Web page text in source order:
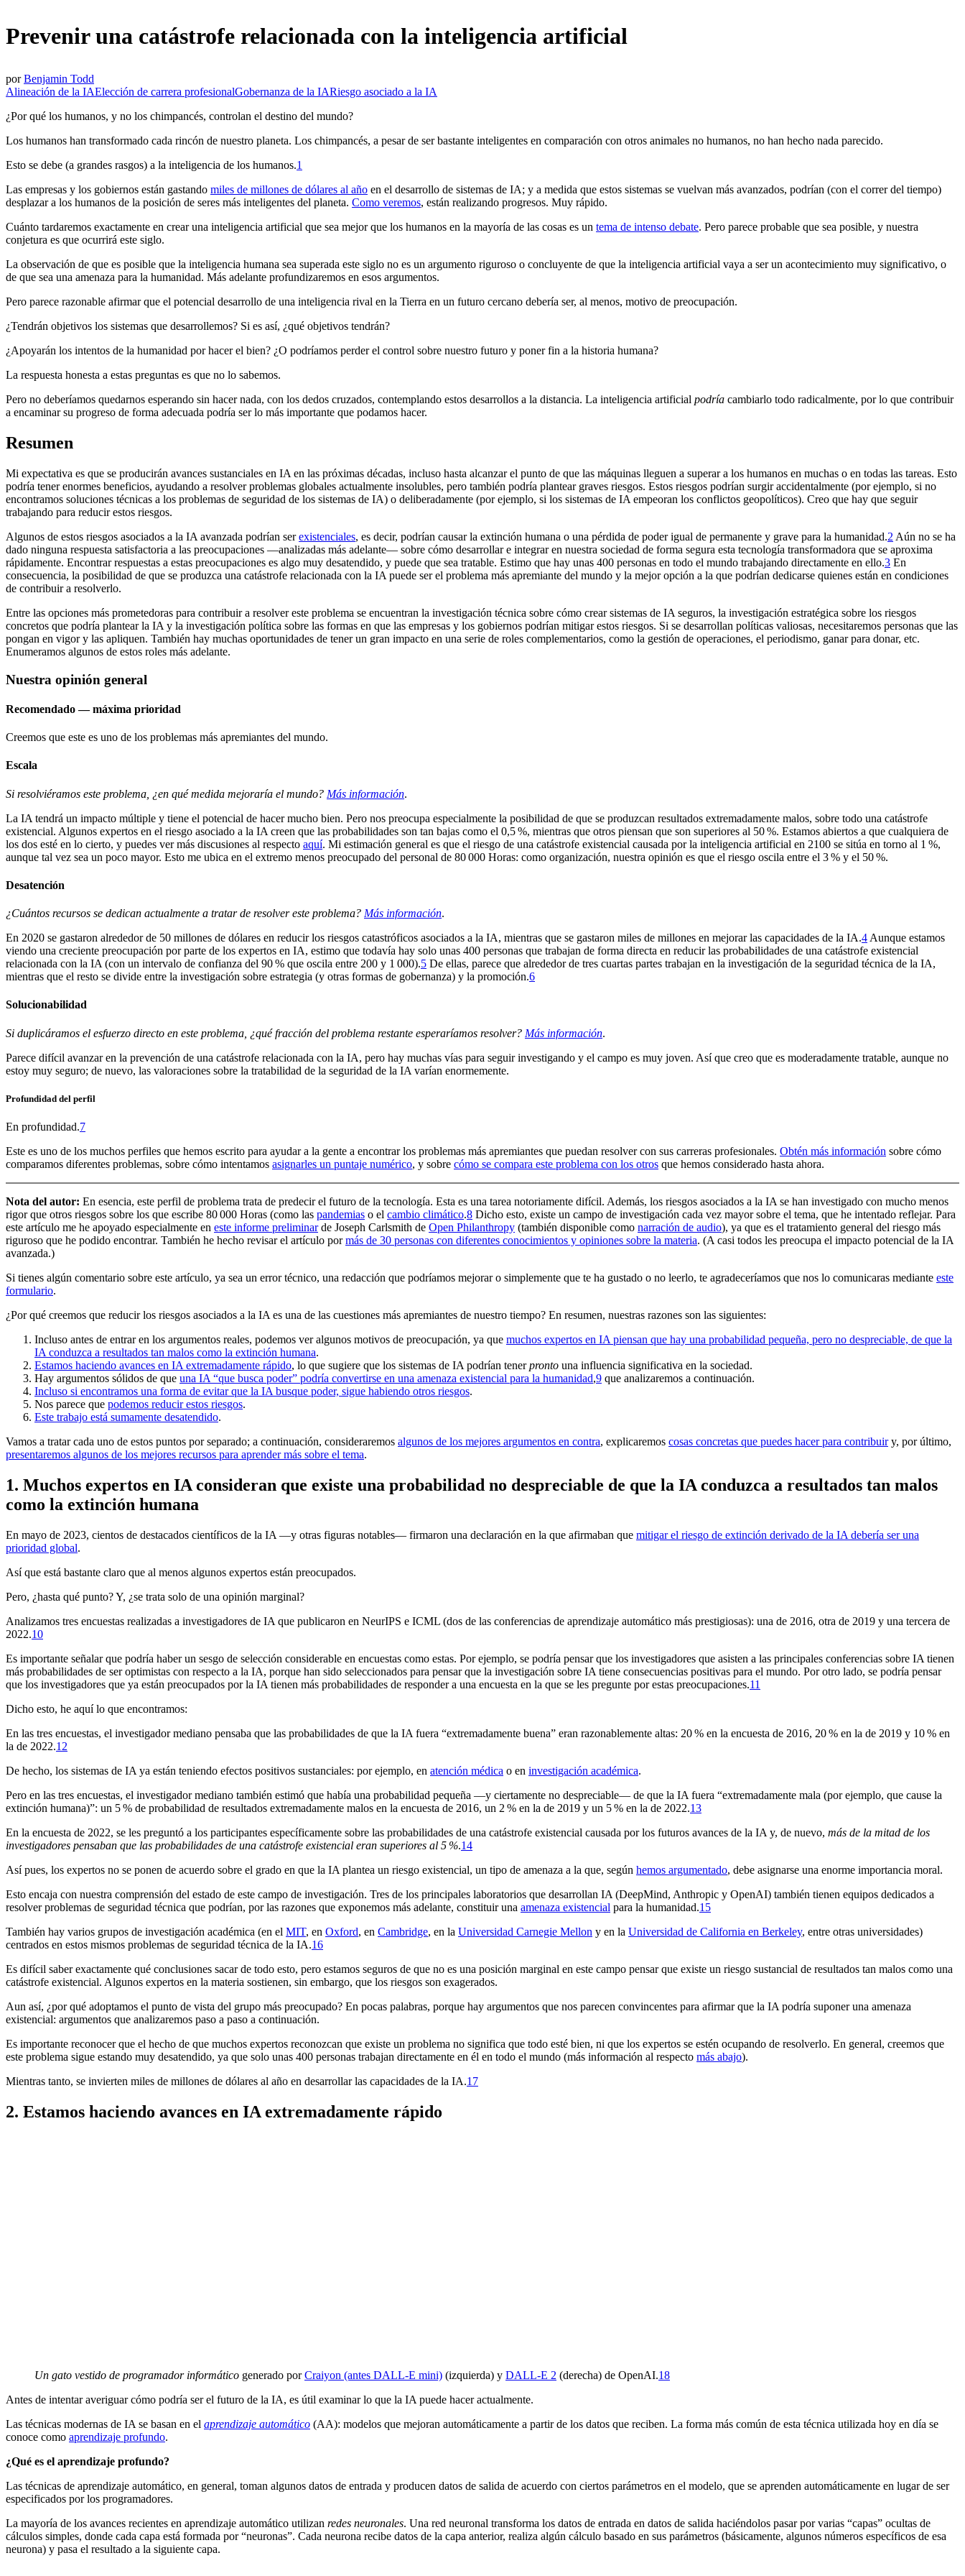
Prevenir una catástrofe relacionada con la inteligencia artificial
por Benjamin Todd
Alineación de la IAElección de carrera profesionalGobernanza de la IARiesgo asociado a la IA
¿Por qué los humanos, y no los chimpancés, controlan el destino del mundo?
Los humanos han transformado cada rincón de nuestro planeta. Los chimpancés, a pesar de ser bastante inteligentes en comparación con otros animales no humanos, no han hecho nada parecido.
Esto se debe (a grandes rasgos) a la inteligencia de los humanos.⁠1
Las empresas y los gobiernos están gastando miles de millones de dólares al año en el desarrollo de sistemas de IA; y a medida que estos sistemas se vuelvan más avanzados, podrían (con el correr del tiempo)
desplazar a los humanos de la posición de seres más inteligentes del planeta. Como veremos, están realizando progresos. Muy rápido.
Cuánto tardaremos exactamente en crear una inteligencia artificial que sea mejor que los humanos en la mayoría de las cosas es un tema de intenso debate. Pero parece probable que sea posible, y nuestra
conjetura es que ocurrirá este siglo.
La observación de que es posible que la inteligencia humana sea superada este siglo no es un argumento riguroso o concluyente de que la inteligencia artificial vaya a ser un acontecimiento muy significativo, o
de que sea una amenaza para la humanidad. Más adelante profundizaremos en esos argumentos.
Pero parece razonable afirmar que el potencial desarrollo de una inteligencia rival en la Tierra en un futuro cercano debería ser, al menos, motivo de preocupación.
¿Tendrán objetivos los sistemas que desarrollemos? Si es así, ¿qué objetivos tendrán?
¿Apoyarán los intentos de la humanidad por hacer el bien? ¿O podríamos perder el control sobre nuestro futuro y poner fin a la historia humana?
La respuesta honesta a estas preguntas es que no lo sabemos.
Pero no deberíamos quedarnos esperando sin hacer nada, con los dedos cruzados, contemplando estos desarrollos a la distancia. La inteligencia artificial podría cambiarlo todo radicalmente, por lo que contribuir
a encaminar su progreso de forma adecuada podría ser lo más importante que podamos hacer.
Resumen
Mi expectativa es que se producirán avances sustanciales en IA en las próximas décadas, incluso hasta alcanzar el punto de que las máquinas lleguen a superar a los humanos en muchas o en todas las tareas. Esto
podría tener enormes beneficios, ayudando a resolver problemas globales actualmente insolubles, pero también podría plantear graves riesgos. Estos riesgos podrían surgir accidentalmente (por ejemplo, si no
encontramos soluciones técnicas a los problemas de seguridad de los sistemas de IA) o deliberadamente (por ejemplo, si los sistemas de IA empeoran los conflictos geopolíticos). Creo que hay que seguir
trabajando para reducir estos riesgos.
Algunos de estos riesgos asociados a la IA avanzada podrían serexistenciales, es decir, podrían causar la extinción humana o una pérdida de poder igual de permanente y grave para la humanidad.⁠2 Aún no se ha
dado ninguna respuesta satisfactoria a las preocupaciones —analizadas más adelante— sobre cómo desarrollar e integrar en nuestra sociedad de forma segura esta tecnología transformadora que se aproxima
rápidamente. Encontrar respuestas a estas preocupaciones es algo muy desatendido, y puede que sea tratable. Estimo que hay unas 400 personas en todo el mundo trabajando directamente en ello.⁠3 En
consecuencia, la posibilidad de que se produzca una catástrofe relacionada con la IA puede ser el problema más apremiante del mundo y la mejor opción a la que podrían dedicarse quienes están en condiciones
de contribuir a resolverlo.
Entre las opciones más prometedoras para contribuir a resolver este problema se encuentran la investigación técnica sobre cómo crear sistemas de IA seguros, la investigación estratégica sobre los riesgos
concretos que podría plantear la IA y la investigación política sobre las formas en que las empresas y los gobiernos podrían mitigar estos riesgos. Si se desarrollan políticas valiosas, necesitaremos personas que las
pongan en vigor y las apliquen. También hay muchas oportunidades de tener un gran impacto en una serie de roles complementarios, como la gestión de operaciones, el periodismo, ganar para donar, etc.
Enumeramos algunos de estos roles más adelante.
Nuestra opinión general
Recomendado — máxima prioridad
Creemos que este es uno de los problemas más apremiantes del mundo.
Escala
Si resolviéramos este problema, ¿en qué medida mejoraría el mundo? Más información.
La IA tendrá un impacto múltiple y tiene el potencial de hacer mucho bien. Pero nos preocupa especialmente la posibilidad de que se produzcan resultados extremadamente malos, sobre todo una catástrofe
existencial. Algunos expertos en el riesgo asociado a la IA creen que las probabilidades son tan bajas como el 0,5 %, mientras que otros piensan que son superiores al 50 %. Estamos abiertos a que cualquiera de
los dos esté en lo cierto, y puedes ver más discusiones al respecto aquí. Mi estimación general es que el riesgo de una catástrofe existencial causada por la inteligencia artificial en 2100 se sitúa en torno al 1 %,
aunque tal vez sea un poco mayor. Esto me ubica en el extremo menos preocupado del personal de 80 000 Horas: como organización, nuestra opinión es que el riesgo oscila entre el 3 % y el 50 %.
Desatención
¿Cuántos recursos se dedican actualmente a tratar de resolver este problema? Más información.
En 2020 se gastaron alrededor de 50 millones de dólares en reducir los riesgos catastróficos asociados a la IA, mientras que se gastaron miles de millones en mejorar las capacidades de la IA.⁠4 Aunque estamos
viendo una creciente preocupación por parte de los expertos en IA, estimo que todavía hay solo unas 400 personas que trabajan de forma directa en reducir las probabilidades de una catástrofe existencial
relacionada con la IA (con un intervalo de confianza del 90 % que oscila entre 200 y 1 000).⁠5 De ellas, parece que alrededor de tres cuartas partes trabajan en la investigación de la seguridad técnica de la IA,
mientras que el resto se divide entre la investigación sobre estrategia (y otras formas de gobernanza) y la promoción.⁠6
Solucionabilidad
Si duplicáramos el esfuerzo directo en este problema, ¿qué fracción del problema restante esperaríamos resolver? Más información.
Parece difícil avanzar en la prevención de una catástrofe relacionada con la IA, pero hay muchas vías para seguir investigando y el campo es muy joven. Así que creo que es moderadamente tratable, aunque no
estoy muy seguro; de nuevo, las valoraciones sobre la tratabilidad de la seguridad de la IA varían enormemente.
Profundidad del perfil
En profundidad.⁠7
Este es uno de los muchos perfiles que hemos escrito para ayudar a la gente a encontrar los problemas más apremiantes que puedan resolver con sus carreras profesionales. Obtén más información sobre cómo
comparamos diferentes problemas, sobre cómo intentamos asignarles un puntaje numérico, y sobre cómo se compara este problema con los otros que hemos considerado hasta ahora.
Nota del autor: En esencia, este perfil de problema trata de predecir el futuro de la tecnología. Esta es una tarea notoriamente difícil. Además, los riesgos asociados a la IA se han investigado con mucho menos
rigor que otros riesgos sobre los que escribe 80 000 Horas (como las pandemias o el cambio climático.⁠8 Dicho esto, existe un campo de investigación cada vez mayor sobre el tema, que he intentado reflejar. Para
este artículo me he apoyado especialmente en este informe preliminarde Joseph Carlsmith de Open Philanthropy (también disponible como narración de audio), ya que es el tratamiento general del riesgo más
riguroso que he podido encontrar. También he hecho revisar el artículo pormás de 30 personas con diferentes conocimientos y opiniones sobre la materia. (A casi todos les preocupa el impacto potencial de la IA
avanzada.)
Si tienes algún comentario sobre este artículo, ya sea un error técnico, una redacción que podríamos mejorar o simplemente que te ha gustado o no leerlo, te agradeceríamos que nos lo comunicaras mediante este
formulario.
¿Por qué creemos que reducir los riesgos asociados a la IA es una de las cuestiones más apremiantes de nuestro tiempo? En resumen, nuestras razones son las siguientes:
Incluso antes de entrar en los argumentos reales, podemos ver algunos motivos de preocupación, ya que muchos expertos en IA piensan que hay una probabilidad pequeña, pero no despreciable, de que la
IA conduzca a resultados tan malos como la extinción humana.
Estamos haciendo avances en IA extremadamente rápido, lo que sugiere que los sistemas de IA podrían tenerpronto una influencia significativa en la sociedad.
Hay argumentos sólidos de que una IA “que busca poder” podría convertirse en una amenaza existencial para la humanidad,⁠9 que analizaremos a continuación.
Incluso si encontramos una forma de evitar que la IA busque poder, sigue habiendo otros riesgos.
Nos parece que podemos reducir estos riesgos.
Este trabajo está sumamente desatendido.
Vamos a tratar cada uno de estos puntos por separado; a continuación, consideraremos algunos de los mejores argumentos en contra, explicaremos cosas concretas que puedes hacer para contribuiry, por último,
presentaremos algunos de los mejores recursos para aprender más sobre el tema.
1. Muchos expertos en IA consideran que existe una probabilidad no despreciable de que la IA conduzca a resultados tan malos
como la extinción humana
En mayo de 2023, cientos de destacados científicos de la IA —y otras figuras notables— firmaron una declaración en la que afirmaban que mitigar el riesgo de extinción derivado de la IA debería ser una
prioridad global.
Así que está bastante claro que al menos algunos expertos están preocupados.
Pero, ¿hasta qué punto? Y, ¿se trata solo de una opinión marginal?
Analizamos tres encuestas realizadas a investigadores de IA que publicaron en NeurIPS e ICML (dos de las conferencias de aprendizaje automático más prestigiosas): una de 2016, otra de 2019 y una tercera de
2022.⁠10
Es importante señalar que podría haber un sesgo de selección considerable en encuestas como estas. Por ejemplo, se podría pensar que los investigadores que asisten a las principales conferencias sobre IA tienen
más probabilidades de ser optimistas con respecto a la IA, porque han sido seleccionados para pensar que la investigación sobre IA tiene consecuencias positivas para el mundo. Por otro lado, se podría pensar
que los investigadores que ya están preocupados por la IA tienen más probabilidades de responder a una encuesta en la que se les pregunte por estas preocupaciones.⁠11
Dicho esto, he aquí lo que encontramos:
En las tres encuestas, el investigador mediano pensaba que las probabilidades de que la IA fuera “extremadamente buena” eran razonablemente altas: 20 % en la encuesta de 2016, 20 % en la de 2019 y 10 % en
la de 2022.⁠12
De hecho, los sistemas de IA ya están teniendo efectos positivos sustanciales: por ejemplo, en atención médica o en investigación académica.
Pero en las tres encuestas, el investigador mediano también estimó que había una probabilidad pequeña —y ciertamente no despreciable— de que la IA fuera “extremadamente mala (por ejemplo, que cause la
extinción humana)”: un 5 % de probabilidad de resultados extremadamente malos en la encuesta de 2016, un 2 % en la de 2019 y un 5 % en la de 2022.⁠13
En la encuesta de 2022, se les preguntó a los participantes específicamente sobre las probabilidades de una catástrofe existencial causada por los futuros avances de la IA y, de nuevo, más de la mitad de los
investigadores pensaban que las probabilidades de una catástrofe existencial eran superiores al 5 %.⁠14
Así pues, los expertos no se ponen de acuerdo sobre el grado en que la IA plantea un riesgo existencial, un tipo de amenaza a la que, según hemos argumentado, debe asignarse una enorme importancia moral.
Esto encaja con nuestra comprensión del estado de este campo de investigación. Tres de los principales laboratorios que desarrollan IA (DeepMind, Anthropic y OpenAI) también tienen equipos dedicados a
resolver problemas de seguridad técnica que podrían, por las razones que exponemos más adelante, constituir una amenaza existencial para la humanidad.⁠15
También hay varios grupos de investigación académica (en el MIT, en Oxford, en Cambridge, en la Universidad Carnegie Mellon y en la Universidad de California en Berkeley, entre otras universidades)
centrados en estos mismos problemas de seguridad técnica de la IA.⁠16
Es difícil saber exactamente qué conclusiones sacar de todo esto, pero estamos seguros de que no es una posición marginal en este campo pensar que existe un riesgo sustancial de resultados tan malos como una
catástrofe existencial. Algunos expertos en la materia sostienen, sin embargo, que los riesgos son exagerados.
Aun así, ¿por qué adoptamos el punto de vista del grupo más preocupado? En pocas palabras, porque hay argumentos que nos parecen convincentes para afirmar que la IA podría suponer una amenaza
existencial: argumentos que analizaremos paso a paso a continuación.
Es importante reconocer que el hecho de que muchos expertos reconozcan que existe un problema no significa que todo esté bien, ni que los expertos se estén ocupando de resolverlo. En general, creemos que
este problema sigue estando muy desatendido, ya que solo unas 400 personas trabajan directamente en él en todo el mundo (más información al respecto más abajo).
Mientras tanto, se invierten miles de millones de dólares al año en desarrollar las capacidades de la IA.⁠17
2. Estamos haciendo avances en IA extremadamente rápido
Un gato vestido de programador informático generado porCraiyon (antes DALL-E mini) (izquierda) y DALL-E 2 (derecha) de OpenAI.⁠18
Antes de intentar averiguar cómo podría ser el futuro de la IA, es útil examinar lo que la IA puede hacer actualmente.
Las técnicas modernas de IA se basan en el aprendizaje automático (AA): modelos que mejoran automáticamente a partir de los datos que reciben. La forma más común de esta técnica utilizada hoy en día se
conoce como aprendizaje profundo.
¿Qué es el aprendizaje profundo?
Las técnicas de aprendizaje automático, en general, toman algunos datos de entrada y producen datos de salida de acuerdo con ciertos parámetros en el modelo, que se aprenden automáticamente en lugar de ser
especificados por los programadores.
La mayoría de los avances recientes en aprendizaje automático utilizan redes neuronales. Una red neuronal transforma los datos de entrada en datos de salida haciéndolos pasar por varias “capas” ocultas de
cálculos simples, donde cada capa está formada por “neuronas”. Cada neurona recibe datos de la capa anterior, realiza algún cálculo basado en sus parámetros (básicamente, algunos números específicos de esa
neurona) y pasa el resultado a la siguiente capa.